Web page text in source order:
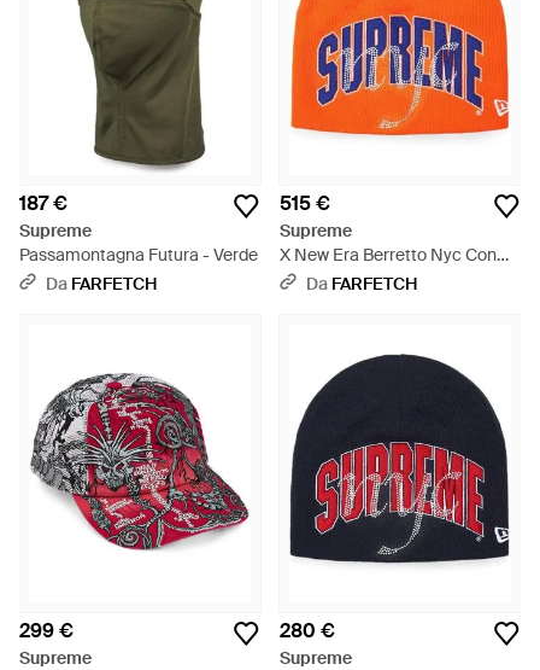
187 €
Supreme
Passamontagna Futura - Verde
Da FARFETCH
515 €
Supreme
X New Era Berretto Nyc Con
Strass - Arancione
Da FARFETCH
299 €
Supreme
280 €
Supreme